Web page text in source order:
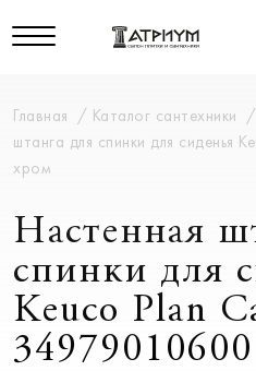
Главная Каталог сантехники
штанга для спинки для сиденья
хром
Настенная
спинки для
Keuco Plan